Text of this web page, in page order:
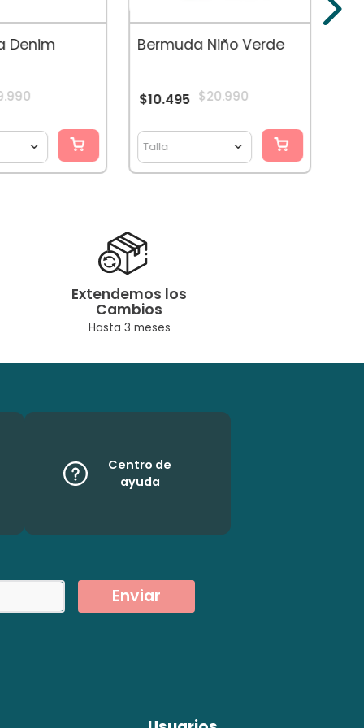
Denim
.990
Bermuda Niño Verde
$10.495 $20.990
Talla
Extendemos los
Cambios
Hasta 3 meses
Centro de
ayuda
Enviar